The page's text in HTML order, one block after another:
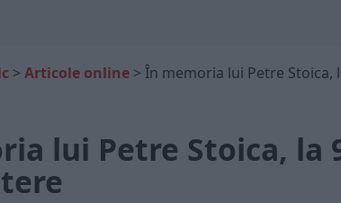
> Articole online > În memoria lui Petre Stoica,
lui Petre Stoica, la